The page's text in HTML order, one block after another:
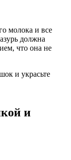
молока и все
должна
что она не
и украсьте
и